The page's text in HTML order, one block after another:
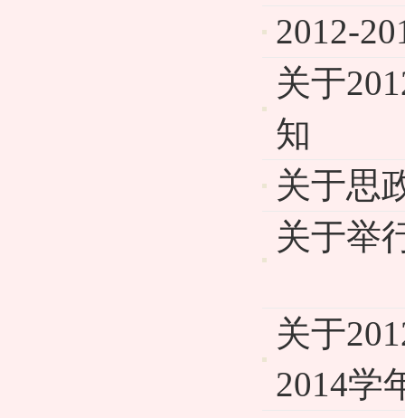
2012-
关于
知
关于思
关于举
关于
2014学